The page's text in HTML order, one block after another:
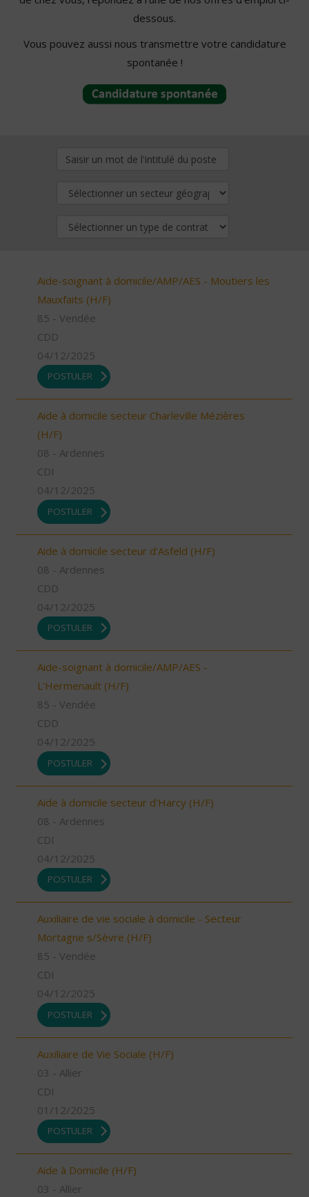
dessous.
Vous pouvez aussi nous transmettre votre candidature
spontanée !
Aide-soignant à domicile/AMP/AES - Moutiers les
Mauxfaits (H/F)
85 - Vendée
CDD
04/12/2025
POSTULER
Aide à domicile secteur Charleville Mézières
(H/F)
08 - Ardennes
CDI
04/12/2025
POSTULER
Aide à domicile secteur d'Asfeld (H/F)
08 - Ardennes
CDD
04/12/2025
POSTULER
Aide-soignant à domicile/AMP/AES -
L'Hermenault (H/F)
85 - Vendée
CDD
04/12/2025
POSTULER
Aide à domicile secteur d'Harcy (H/F)
08 - Ardennes
CDI
04/12/2025
POSTULER
Auxiliaire de vie sociale à domicile - Secteur
Mortagne s/Sèvre (H/F)
85 - Vendée
CDI
04/12/2025
POSTULER
Auxiliaire de Vie Sociale (H/F)
03 - Allier
CDI
01/12/2025
POSTULER
Aide à Domicile (H/F)
03 - Allier